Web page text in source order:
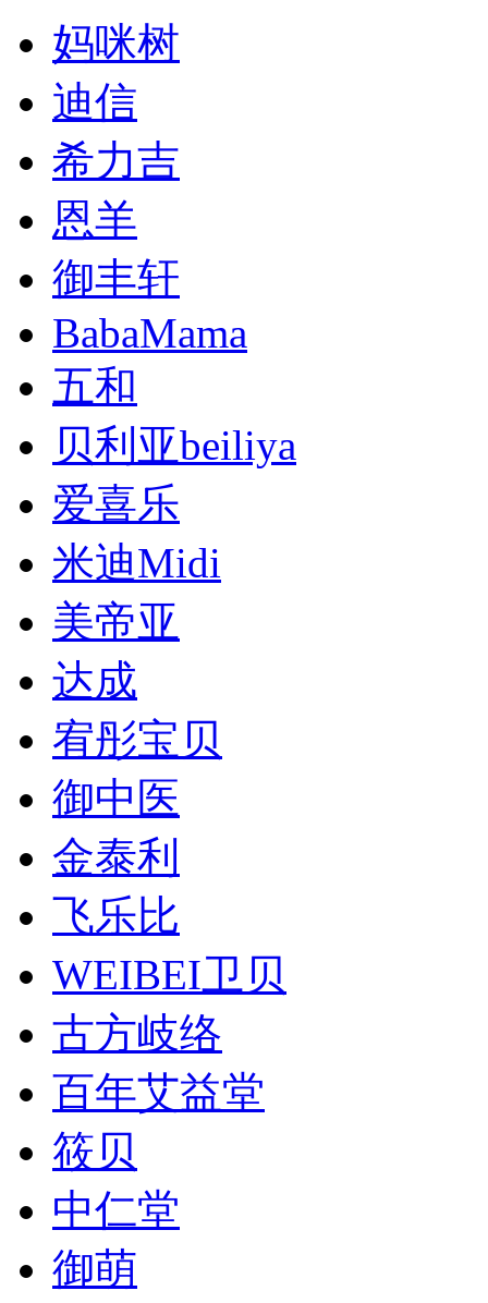
妈咪树
迪信
希力吉
恩羊
御丰轩
BabaMama
五和
贝利亚beiliya
爱喜乐
米迪Midi
美帝亚
达成
宥彤宝贝
御中医
金泰利
飞乐比
WEIBEI卫贝
古方岐络
​百年艾益堂
筱贝
​中仁堂
御萌